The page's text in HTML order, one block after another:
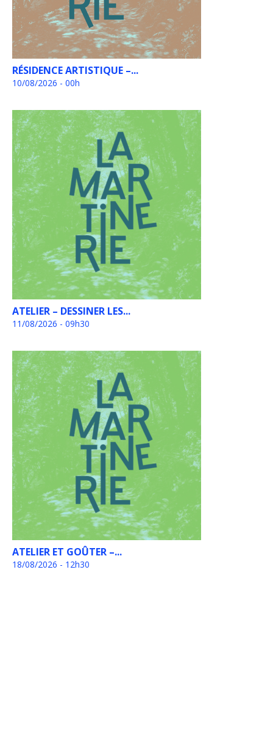
RÉSIDENCE ARTISTIQUE –...
10/08/2026 - 00h
ATELIER – DESSINER LES...
11/08/2026 - 09h30
ATELIER ET GOÛTER –...
18/08/2026 - 12h30